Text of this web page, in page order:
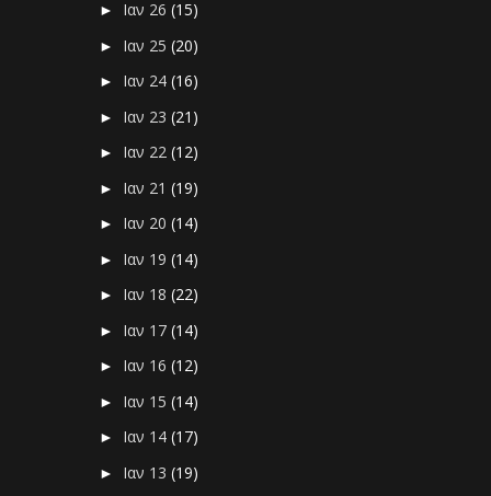
► Ιαν 26(15)
► Ιαν 25(20)
► Ιαν 24(16)
► Ιαν 23(21)
► Ιαν 22(12)
► Ιαν 21(19)
► Ιαν 20(14)
► Ιαν 19(14)
► Ιαν 18(22)
► Ιαν 17(14)
► Ιαν 16(12)
► Ιαν 15(14)
► Ιαν 14(17)
► Ιαν 13(19)